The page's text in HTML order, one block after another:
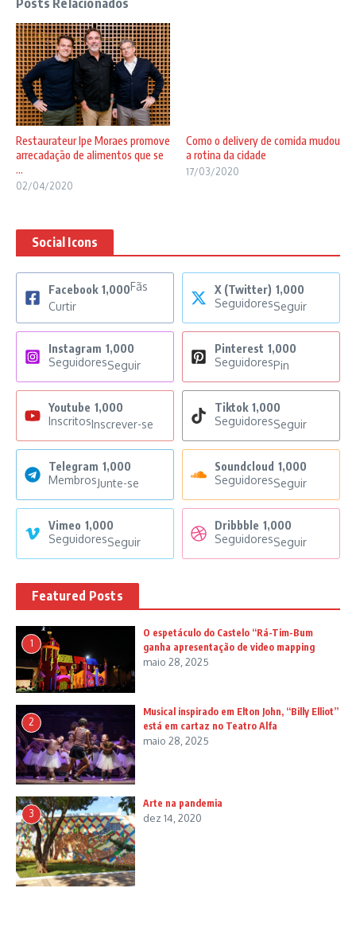
Restaurateur Ipe Moraes promove
arrecadação de alimentos que se
...
02/04/2020
Como o delivery de comida mudou
a rotina da cidade
17/03/2020
Social Icons
Facebook 1,000Fãs
Curtir
X (Twitter) 1,000
SeguidoresSeguir
Instagram 1,000
SeguidoresSeguir
Pinterest 1,000
SeguidoresPin
Youtube 1,000
InscritosInscrever-se
Tiktok 1,000
SeguidoresSeguir
Telegram 1,000
MembrosJunte-se
Soundcloud 1,000
SeguidoresSeguir
Vimeo 1,000
SeguidoresSeguir
Dribbble 1,000
SeguidoresSeguir
Featured Posts
1
O espetáculo do Castelo “Rá-Tim-Bum
ganha apresentação de video mapping
maio 28, 2025
2
Musical inspirado em Elton John, “Billy Elliot”
está em cartaz no Teatro Alfa
maio 28, 2025
3
Arte na pandemia
dez 14, 2020